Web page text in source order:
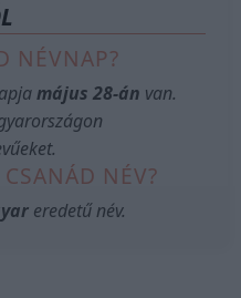
NÉVNAP?
május 28-án van.
NÉV?
eredetű név.